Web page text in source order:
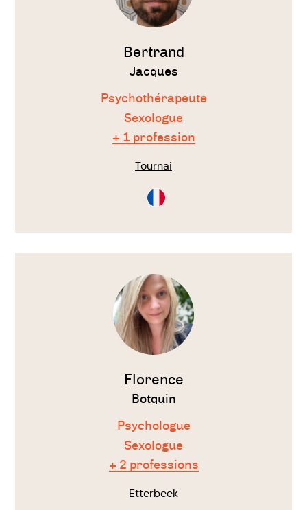
Bertrand
Jacques
Psychothérapeute
Sexologue
+ 1 profession
Tournai
Consultation
en
Voir
Florence
Botquin
Psychologue
Sexologue
+ 2 professions
Etterbeek